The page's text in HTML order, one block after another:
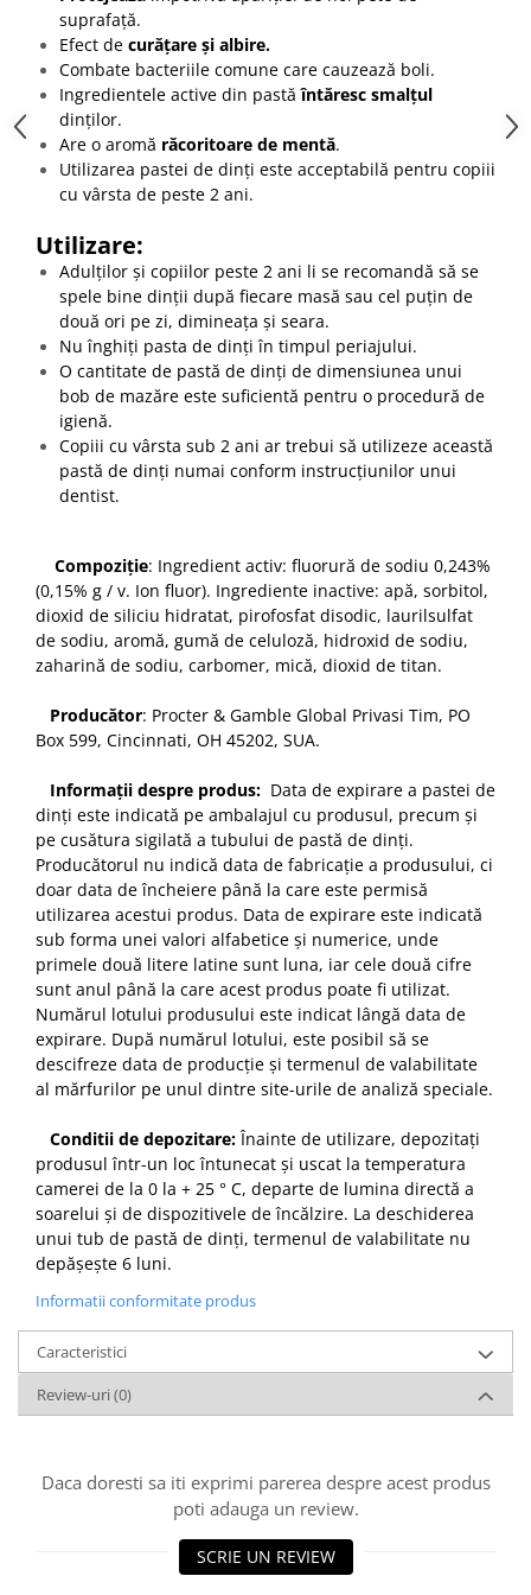
suprafață.
Efect de curățare și albire.
Combate bacteriile comune care cauzează boli.
Ingredientele active din pastăîntăresc smalțul
dinților.
Are o aromă răcoritoare de mentă.
Utilizarea pastei de dinți este acceptabilă pentru copiii
cu vârsta de peste 2 ani.
Utilizare:
Adulților și copiilor peste 2 ani li se recomandă să se
spele bine dinții după fiecare masă sau cel puțin de
două ori pe zi, dimineața și seara.
Nu înghiți pasta de dinți în timpul periajului.
O cantitate de pastă de dinți de dimensiunea unui
bob de mazăre este suficientă pentru o procedură de
igienă.
Copiii cu vârsta sub 2 ani ar trebui să utilizeze această
pastă de dinți numai conform instrucțiunilor unui
dentist.
Compoziție: Ingredient activ: fluorură de sodiu 0,243%
(0,15% g / v. Ion fluor). Ingrediente inactive: apă, sorbitol,
dioxid de siliciu hidratat, pirofosfat disodic, laurilsulfat
de sodiu, aromă, gumă de celuloză, hidroxid de sodiu,
zaharină de sodiu, carbomer, mică, dioxid de titan.
Producător: Procter & Gamble Global Privasi Tim, PO
Box 599, Cincinnati, OH 45202, SUA.
Informații despre produs: Data de expirare a pastei de
dinți este indicată pe ambalajul cu produsul, precum și
pe cusătura sigilată a tubului de pastă de dinți.
Producătorul nu indică data de fabricație a produsului, ci
doar data de încheiere până la care este permisă
utilizarea acestui produs. Data de expirare este indicată
sub forma unei valori alfabetice și numerice, unde
primele două litere latine sunt luna, iar cele două cifre
sunt anul până la care acest produs poate fi utilizat.
Numărul lotului produsului este indicat lângă data de
expirare. După numărul lotului, este posibil să se
descifreze data de producție și termenul de valabilitate
al mărfurilor pe unul dintre site-urile de analiză speciale.
Conditii de depozitare:Înainte de utilizare, depozitați
produsul într-un loc întunecat și uscat la temperatura
camerei de la 0 la + 25 ° C, departe de lumina directă a
soarelui și de dispozitivele de încălzire. La deschiderea
unui tub de pastă de dinți, termenul de valabilitate nu
depășește 6 luni.
Informatii conformitate produs
Caracteristici
Review-uri (0)
Daca doresti sa iti exprimi parerea despre acest produs
poti adauga un review.
SCRIE UN REVIEW